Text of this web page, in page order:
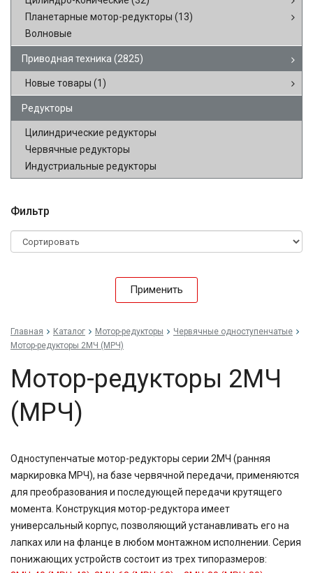
Планетарные мотор-редукторы (13)
Волновые
Приводная техника (2825)
Новые товары (1)
Редукторы
Цилиндрические редукторы
Червячные редукторы
Индустриальные редукторы
Фильтр
Применить
Главная Каталог Мотор-редукторы
Червячные одноступенчатые
Мотор-редукторы 2МЧ (МРЧ)
Мотор-редукторы 2МЧ
(МРЧ)
Одноступенчатые мотор-редукторы серии 2МЧ (ранняя
маркировка МРЧ), на базе червячной передачи, применяются
для преобразования и последующей передачи крутящего
момента. Конструкция мотор-редуктора имеет
универсальный корпус, позволяющий устанавливать его на
лапках или на фланце в любом монтажном исполнении. Серия
понижающих устройств состоит из трех типоразмеров: